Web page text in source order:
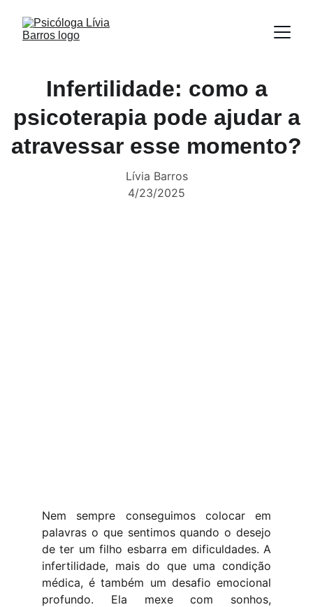
Infertilidade: como a
psicoterapia pode ajudar a
atravessar esse momento?
Lívia Barros
4/23/2025
Nem sempre conseguimos colocar em
palavras o que sentimos quando o desejo
de ter um filho esbarra em dificuldades. A
infertilidade, mais do que uma condição
médica, é também um desafio emocional
profundo. Ela mexe com sonhos,